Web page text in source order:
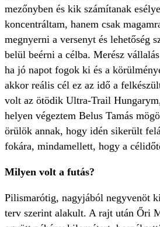
mezőnyben és kik számítanak
koncentráltam, hanem csak
megnyerni a versenyt és lehetőség
belül beérni a célba. Merész
ha jó napot fogok ki és a
akkor reális cél ez az idő a
volt az ötödik Ultra-Trail
helyen végeztem Belus Tamás
örülök annak, hogy idén sikerült
fokára, mindamellett, hogy a
Milyen volt a futás?
Pilismarótig, nagyjából negyvenöt
terv szerint alakult. A rajt után Őri